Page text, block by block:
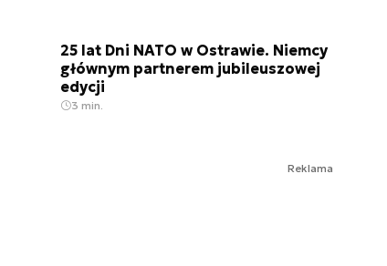
25 lat Dni NATO w Ostrawie. Niemcy
głównym partnerem jubileuszowej
edycji
3 min.
Reklama